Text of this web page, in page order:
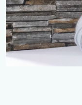
Şal İpleri